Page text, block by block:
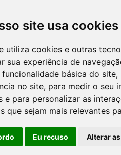
site usa cookies
utiliza cookies e outras
sua experiência de
básica do site,
no site, para medir o seu
e para personalizar as
que sejam mais relevantes
Eu recuso Alterar
-
Confira os e-mails